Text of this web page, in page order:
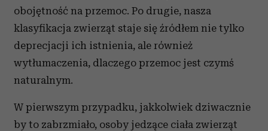
obojętność na przemoc. Po drugie, nasza
klasyfikacja zwierząt staje się źródłem nie tylko
deprecjacji ich istnienia, ale również
wytłumaczenia, dlaczego przemoc jest czymś
naturalnym.
W pierwszym przypadku, jakkolwiek dziwacznie
by to zabrzmiało, osoby jedzące ciała zwierząt